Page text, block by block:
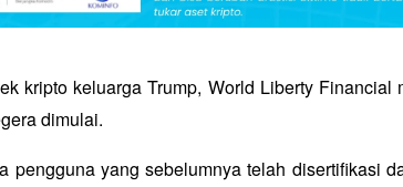
kripto keluarga Trump, World Liberty
dimulai.
pengguna yang sebelumnya telah disertifikasi